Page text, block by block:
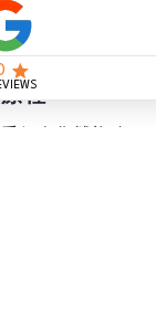
程
個人化營養點